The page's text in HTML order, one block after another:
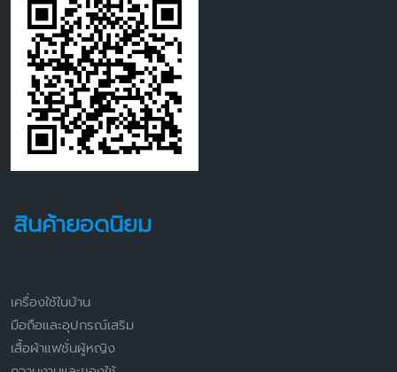
สินค้ายอดนิยม
เครื่องใช้ในบ้าน
มือถือและอุปกรณ์เสริม
เสื้อผ้าแฟชั่นผู้หญิง